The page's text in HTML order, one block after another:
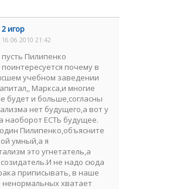
2 игор
16.06.2010 21:42
пусть Пилипенко
поинтересуется почему в
учебном заведении
Маркса,и многие
будет и больше,согласны
нет будущего,а вот у
наоборот ЕСТЬ будущее.
Пилипенко,объясните
умный,а я
это угнетатель,а
не надо сюда
приписывать, в наше
ненормальных хватает